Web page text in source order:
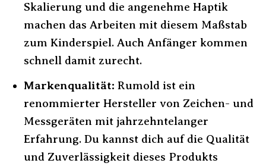
Skalierung und die angenehme Haptik
machen das Arbeiten mit diesem Maßstab
zum Kinderspiel. Auch Anfänger kommen
schnell damit zurecht.
Markenqualität: Rumold ist ein
renommierter Hersteller von Zeichen- und
Messgeräten mit jahrzehntelanger
Erfahrung. Du kannst dich auf die Qualität
und Zuverlässigkeit dieses Produkts